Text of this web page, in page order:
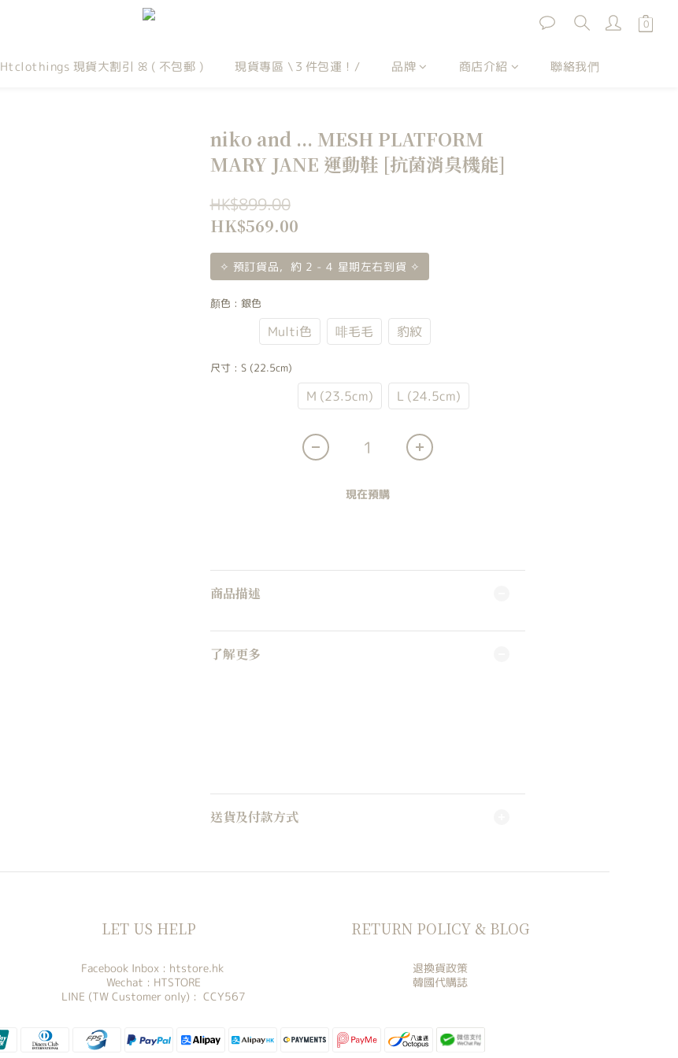
Htclothings 現貨大割引 ꕤ ( 不包郵 ) 現貨專區 \３件包運！/ 品牌 商店介紹 聯絡我們
niko and ... MESH PLATFORM
MARY JANE 運動鞋 [抗菌消臭機能]
HK$899.00
HK$569.00
✧ 預訂貨品，約 2 - 4 星期左右到貨 ✧
顏色 : 銀色
Multi色 啡毛毛 豹紋
尺寸 : S (22.5cm)
M (23.5cm) L (24.5cm)
現在預購
商品描述
了解更多
送貨及付款方式
LET US HELP
Facebook Inbox : htstore.hk
Wechat : HTSTORE
LINE (TW Customer only) : CCY567
RETURN POLICY & BLOG
退換貨政策
韓國代購誌